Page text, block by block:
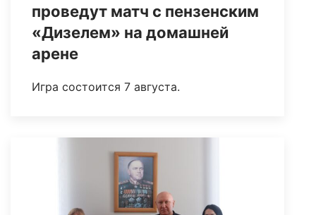
проведут матч с пензенским
«Дизелем» на домашней
арене
Игра состоится 7 августа.